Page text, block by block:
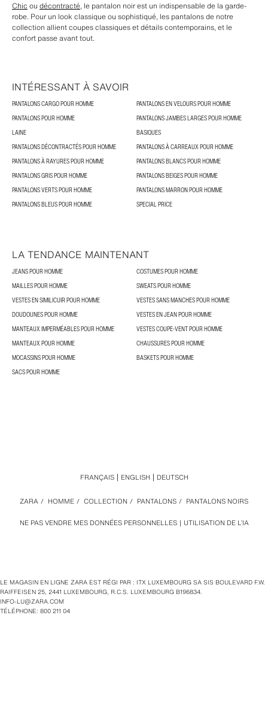
Chic ou décontracté, le pantalon noir est un indispensable de la garde-
robe. Pour un look classique ou sophistiqué, les pantalons de notre
collection allient coupes classiques et détails contemporains, et le
confort passe avant tout.
INTÉRESSANT À SAVOIR
PANTALONS CARGO POUR HOMME
PANTALONS EN VELOURS POUR HOMME
PANTALONS POUR HOMME
PANTALONS JAMBES LARGES POUR HOMME
LAINE
BASIQUES
PANTALONS DÉCONTRACTÉS POUR HOMME
PANTALONS À CARREAUX POUR HOMME
PANTALONS À RAYURES POUR HOMME
PANTALONS BLANCS POUR HOMME
PANTALONS GRIS POUR HOMME
PANTALONS BEIGES POUR HOMME
PANTALONS VERTS POUR HOMME
PANTALONS MARRON POUR HOMME
PANTALONS BLEUS POUR HOMME
SPECIAL PRICE
LA TENDANCE MAINTENANT
JEANS POUR HOMME
COSTUMES POUR HOMME
MAILLES POUR HOMME
SWEATS POUR HOMME
VESTES EN SIMILICUIR POUR HOMME
VESTES SANS MANCHES POUR HOMME
DOUDOUNES POUR HOMME
VESTES EN JEAN POUR HOMME
MANTEAUX IMPERMÉABLES POUR HOMME
VESTES COUPE-VENT POUR HOMME
MANTEAUX POUR HOMME
CHAUSSURES POUR HOMME
MOCASSINS POUR HOMME
BASKETS POUR HOMME
SACS POUR HOMME
NE PAS VENDRE MES DONNÉES PERSONNELLES UTILISATION DE L’IA
ZARA / HOMME / COLLECTION / PANTALONS / PANTALONS NOIRS
FRANÇAIS ENGLISH DEUTSCH
LE MAGASIN EN LIGNE ZARA EST RÉGI PAR : ITX LUXEMBOURG SA SIS BOULEVARD F.W.
RAIFFEISEN 25, 2441 LUXEMBOURG, R.C.S. LUXEMBOURG B196834.
INFO-LU@ZARA.COM
TÉLÉPHONE: 800 211 04